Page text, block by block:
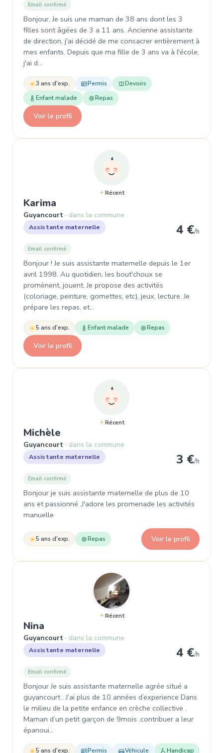
Email confirmé
Bonjour, Je suis une maman de 38 ans dont les 3
filles sont âgées de 3 a 11 ans. Ancienne assistante
de direction, j'ai décidé de me consacrer entièrement à
mes enfants. Depuis que ma fille de 3 ans va à l'école,
j'ai d…
3 ans d'exp. Permis
Devoirs
Enfant malade
Repas
Voir le profil
Récent
Karima
Guyancourt dans la commune
Assistante maternelle 4 €/h
Email confirmé
Bonjour ! Je suis assistante maternelle depuis le 1er
avril 1998. Au quotidien, les bout'choux se
promènent, jouent. Je propose des activités
(coloriage, peinture, gomettes, etc), jeux, lecture. Je
prépare les repas, et…
5 ans d'exp. Enfant malade Repas
Voir le profil
Récent
Michèle
Guyancourt dans la commune
Assistante maternelle 3 €/h
Email confirmé
Bonjour je suis assistante maternelle de plus de 10
ans et passionné .J'adore les promenade les activités
manuelle
5 ans d'exp. Repas Voir le profil
Récent
Nina
Guyancourt dans la commune
Assistante maternelle 4 €/h
Email confirmé
Bonjour Je suis assistante maternelle agrée situé a
guyancourt . J’ai plus de 10 années d’experience Dans
le milieu de la petite enfance en crèche collective .
Maman d’un petit garçon de 9mois ,contribuer a leur
épanoui…
5 ans d'exp. Permis Véhicule Handicap